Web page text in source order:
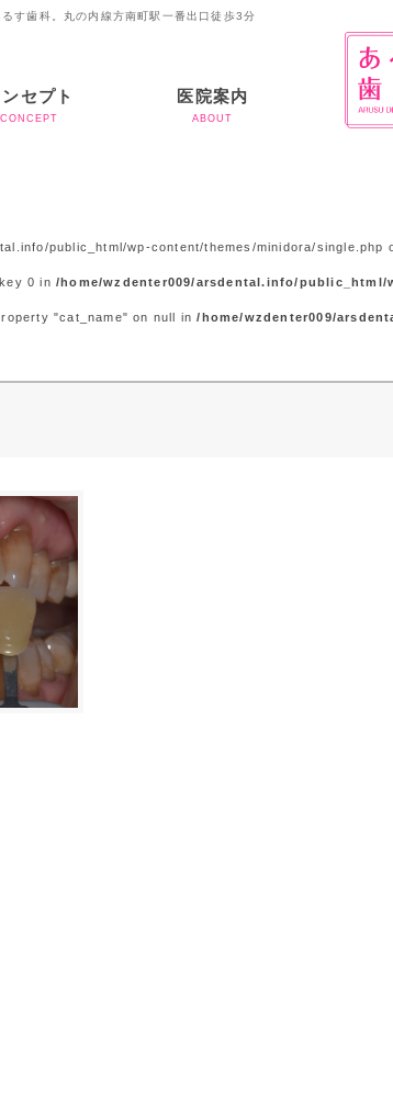
す歯科。丸の内線方南町駅一番出口徒歩3分
ンセプト
CONCEPT
医院案内
ABOUT
public_html/wp-content/themes/minidora/single.php
key 0 in/home/wzdenter009/arsdental.info/
"cat_name" on null in/home/wzdenter009/